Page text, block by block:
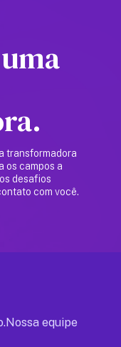
transformadora
os campos a
desafios
com você.
equipe